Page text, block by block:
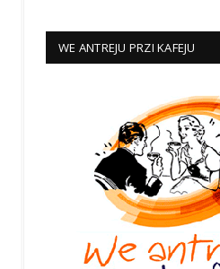
WE ANTREJU PRZI KAFEJU